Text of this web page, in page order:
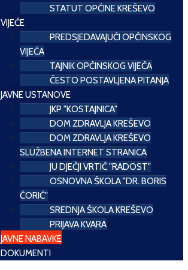
STATUT OPĆINE KREŠEVO
VIJEĆE
PREDSJEDAVAJUĆI OPĆINSKOG
VIJEĆA
TAJNIK OPĆINSKOG VIJEĆA
ČESTO POSTAVLJENA PITANJA
JAVNE USTANOVE
JKP "KOSTAJNICA"
DOM ZDRAVLJA KREŠEVO
DOM ZDRAVLJA KREŠEVO
SLUŽBENA INTERNET STRANICA
JU DJEČJI VRTIĆ "RADOST"
OSNOVNA ŠKOLA "DR. BORIS
ĆORIĆ"
SREDNJA ŠKOLA KREŠEVO
PRIJAVA KVARA
JAVNE NABAVKE
DOKUMENTI